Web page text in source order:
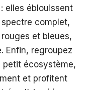
elles éblouissent
complet,
et bleues,
Enfin, regroupez
petit écosystème,
et profitent